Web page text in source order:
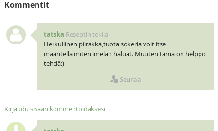
Kommentit
tatska Reseptin tekijä
Herkullinen piirakka,tuota sokeria voit itse
määritellä,miten imelän haluat. Muuten tämä on helppo
tehdä:)
Seuraa
Kirjaudu sisään kommentoidaksesi